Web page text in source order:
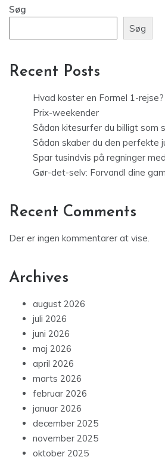
Søg
Søg
Recent Posts
Hvad koster en Formel 1-
Prix-weekender
Sådan kitesurfer du billigt som
Sådan skaber du den perfekte
Spar tusindvis på regninger
Gør-det-selv: Forvandl dine
Recent Comments
Der er ingen kommentarer at vise.
Archives
august 2026
juli 2026
juni 2026
maj 2026
april 2026
marts 2026
februar 2026
januar 2026
december 2025
november 2025
oktober 2025